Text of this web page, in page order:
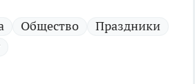
Общество
Праздники